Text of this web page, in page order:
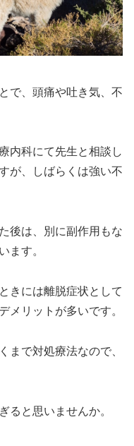
で、頭痛や吐き気、不
内科にて先生と相談し
が、しばらくは強い不
後は、別に副作用もな
ます。
きには離脱症状として
メリットが多いです。
まで対処療法なので、
ると思いませんか。